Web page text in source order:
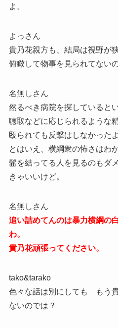
よ。
よっさん
貴乃花親方も、結局は視野が
俯瞰して物事を見られてない
名無しさん
然るべき病院を探していると
聴取などに応じられるような
殴られても反撃はしなかった
とはいえ、横綱衆の怖さはわ
髷を結ってる人を見るのもダ
きゃいいけど。
名無しさん
追い詰めてんのは暴力横綱の
わ。
貴乃花頑張ってください。
tako&tarako
色々な話は別にしても も
ないのでは？